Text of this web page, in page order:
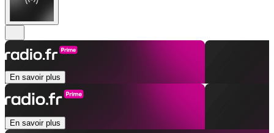
En savoir plus
En savoir plus